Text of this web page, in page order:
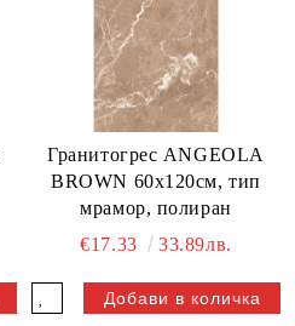
Гранитогрес ANGEOLA
BROWN 60х120см, тип
мрамор, полиран
€17.33
33.89лв.